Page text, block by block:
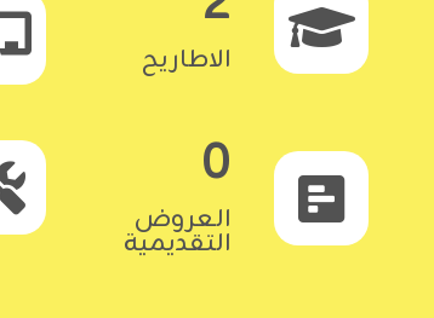
الاطاريح
0
العروض
التقديمية